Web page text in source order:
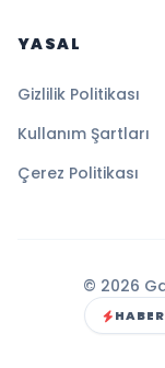
YASAL
Gizlilik Politikası
Kullanım Şartları
Çerez Politikası
© 2026